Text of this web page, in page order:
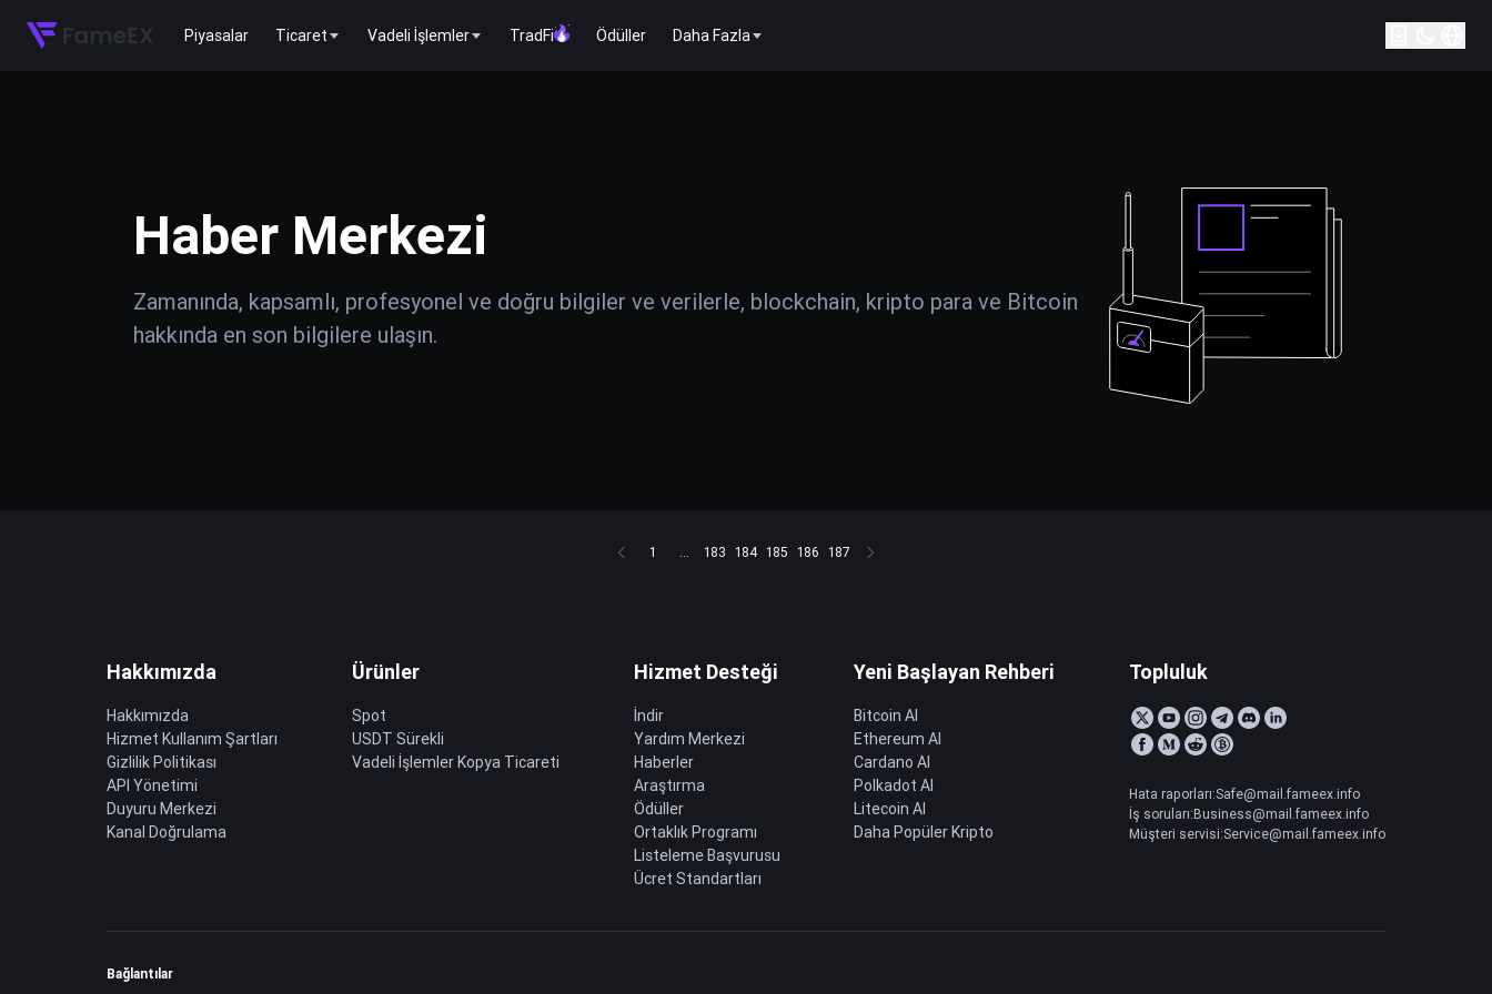
Piyasalar Ticaret Vadeli İşlemler TradFi Ödüller Daha Fazla
Haber Merkezi
Zamanında, kapsamlı, profesyonel ve doğru bilgiler ve verilerle, blockchain, kripto para ve Bitcoin
hakkında en son bilgilere ulaşın.
1 ... 183 184 185 186 187
Hakkımızda
Hakkımızda
Hizmet Kullanım Şartları
Gizlilik Politikası
API Yönetimi
Duyuru Merkezi
Kanal Doğrulama
Ürünler
Spot
USDT Sürekli
Vadeli İşlemler Kopya Ticareti
Hizmet Desteği
İndir
Yardım Merkezi
Haberler
Araştırma
Ödüller
Ortaklık Programı
Listeleme Başvurusu
Ücret Standartları
Yeni Başlayan Rehberi
Bitcoin Al
Ethereum Al
Cardano Al
Polkadot Al
Litecoin Al
Daha Popüler Kripto
Topluluk
Hata raporları:Safe@mail.fameex.info
İş soruları:Business@mail.fameex.info
Müşteri servisi:Service@mail.fameex.info
Bağlantılar